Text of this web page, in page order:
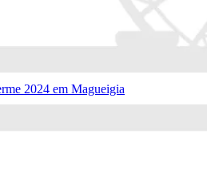
2024 em Magueigia